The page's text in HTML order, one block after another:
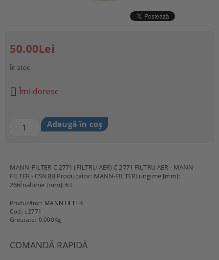
MANN-FILTER C 2771 (FILTRU AER) C 2771 FILTRU AER - MANN-
FILTER - CSNBB Producator: MANN-FILTERLungime [mm]:
266Înaltime [mm]: 63
Producător: MANN FILTER
Cod: c2771
Greutate: 0.000Kg
COMANDĂ RAPIDĂ
50.00Lei
În stoc
Îmi doresc